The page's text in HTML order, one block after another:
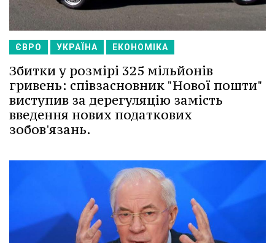
ЄВРО УКРАЇНА ЕКОНОМІКА
Збитки у розмірі 325 мільйонів
гривень: співзасновник "Нової пошти"
виступив за дерегуляцію замість
введення нових податкових
зобов'язань.